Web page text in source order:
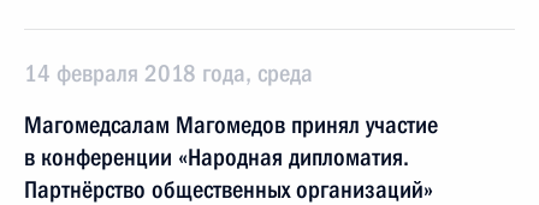
14 февраля 2018 года, среда
Магомедсалам Магомедов принял участие
в конференции «Народная дипломатия.
Партнёрство общественных организаций»